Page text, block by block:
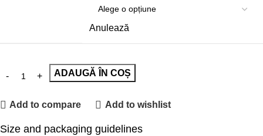
Anulează
ADAUGĂ ÎN COȘ
Add to compare Add to wishlist
Size and packaging guidelines